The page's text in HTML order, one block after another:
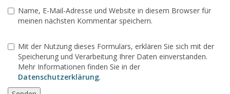
Name, E-Mail-Adresse und Website in diesem Browser für
meinen nächsten Kommentar speichern.
Mit der Nutzung dieses Formulars, erklären Sie sich mit der
Speicherung und Verarbeitung Ihrer Daten einverstanden.
Mehr Informationen finden Sie in der
Datenschutzerklärung.